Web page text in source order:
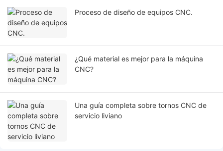
Proceso de diseño de equipos CNC.
¿Qué material es mejor para la máquina
CNC?
Una guía completa sobre tornos CNC de
servicio liviano